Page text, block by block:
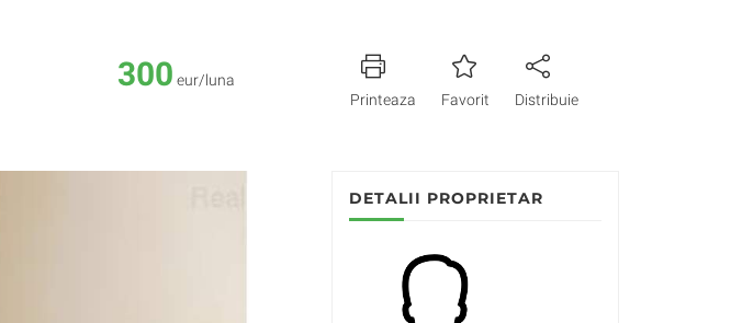
300 eur/luna
Printeaza
Favorit Distribuie
DETALII PROPRIETAR